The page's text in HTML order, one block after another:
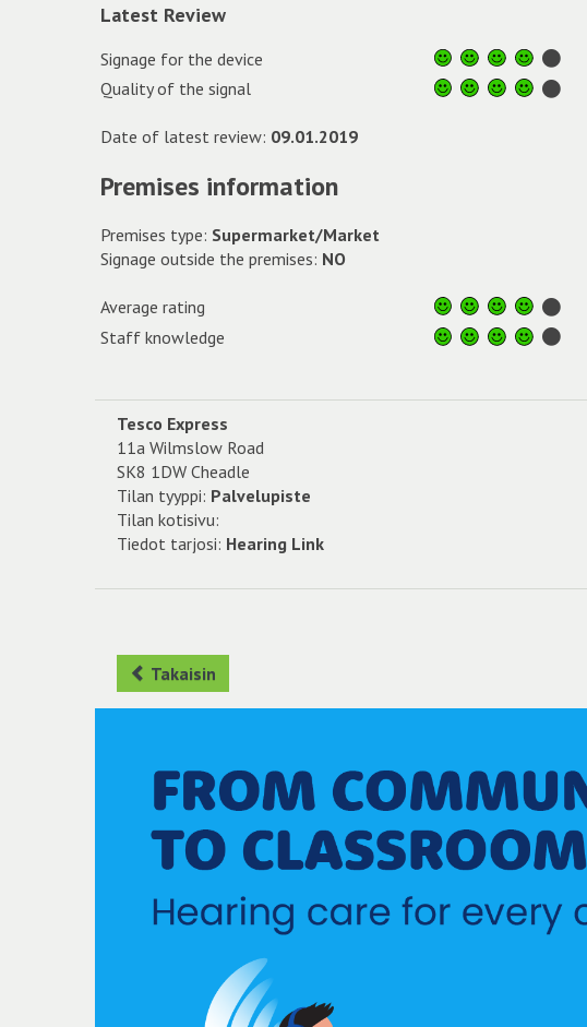
Latest Review
Signage for the device
Quality of the signal
Date of latest review: 09.01.2019
Premises information
Premises type: Supermarket/Market
Signage outside the premises: NO
Average rating
Staff knowledge
Tesco Express
11a Wilmslow Road
SK8 1DW Cheadle
Tilan tyyppi: Palvelupiste
Tilan kotisivu:
Tiedot tarjosi: Hearing Link
Takaisin